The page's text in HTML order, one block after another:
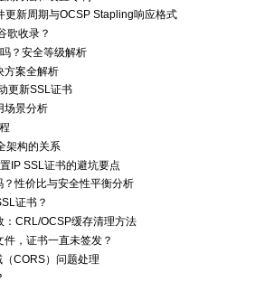
更新周期与OCSP Stapling响应格式
歌收录？
？安全等级解析
方案全解析
更新SSL证书
场景分析
架构的关系
IP SSL证书的避坑要点
性价比与安全性平衡分析
证书？
CRL/OCSP缓存清理方法
，证书一直未签发？
CORS）问题处理